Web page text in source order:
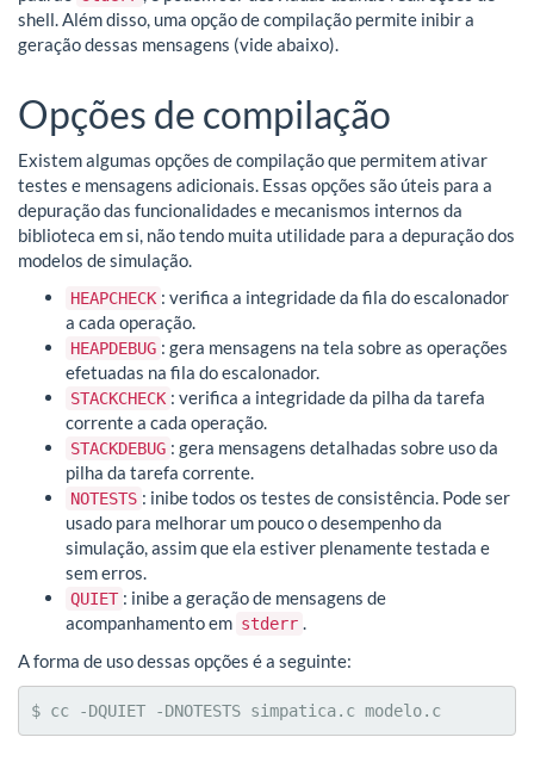
shell. Além disso, uma opção de compilação permite inibir a
geração dessas mensagens (vide abaixo).
Opções de compilação
Existem algumas opções de compilação que permitem ativar
testes e mensagens adicionais. Essas opções são úteis para a
depuração das funcionalidades e mecanismos internos da
biblioteca em si, não tendo muita utilidade para a depuração dos
modelos de simulação.
HEAPCHECK : verifica a integridade da fila do escalonador
a cada operação.
HEAPDEBUG : gera mensagens na tela sobre as operações
efetuadas na fila do escalonador.
STACKCHECK : verifica a integridade da pilha da tarefa
corrente a cada operação.
STACKDEBUG : gera mensagens detalhadas sobre uso da
pilha da tarefa corrente.
NOTESTS : inibe todos os testes de consistência. Pode ser
usado para melhorar um pouco o desempenho da
simulação, assim que ela estiver plenamente testada e
sem erros.
QUIET : inibe a geração de mensagens de
acompanhamento em stderr .
A forma de uso dessas opções é a seguinte:
$ cc -DQUIET -DNOTESTS simpatica.c modelo.c